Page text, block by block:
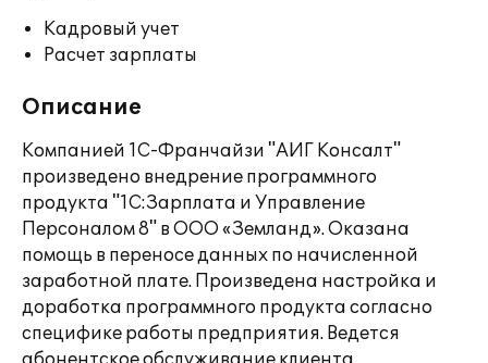
Кадровый учет
Расчет зарплаты
Описание
Компанией 1С-Франчайзи "АИГ Консалт"
произведено внедрение программного
продукта "1С:Зарплата и Управление
Персоналом 8" в ООО «Земланд». Оказана
помощь в переносе данных по начисленной
заработной плате. Произведена настройка и
доработка программного продукта согласно
специфике работы предприятия. Ведется